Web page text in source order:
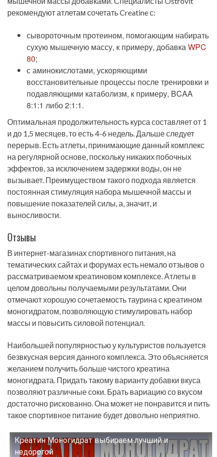
рекомендуют атлетам сочетать Creatine с:
сывороточным протеином, помогающим набирать
сухую мышечную массу, к примеру, добавкаWPC
80;
с аминокислотами, ускоряющими
восстановительные процессы после тренировки и
подавляющими катаболизм, к примеру, BCAA
8:1:1 либо 2:1:1.
Оптимальная продолжительность курса составляет от 1
и до 1,5 месяцев, то есть 4-6 недель. Дальше следует
перерыв. Есть атлеты, принимающие данный комплекс
на регулярной основе, поскольку никаких побочных
эффектов, за исключением задержки воды, он не
вызывает. Преимуществом такого подхода является
постоянная стимуляция набора мышечной массы и
повышение показателей силы, а, значит, и
выносливости.
Отзывы
В интернет-магазинах спортивного питания, на
тематических сайтах и форумах есть немало отзывов о
рассматриваемом креатиновом комплексе. Атлеты в
целом довольны получаемыми результатами. Они
отмечают хорошую сочетаемость таурина с креатином
моногидратом, позволяющую стимулировать набор
массы и повысить силовой потенциал.
Наибольшей популярностью у культуристов пользуется
безвкусная версия данного комплекса. Это объясняется
желанием получить больше чистого креатина
моногидрата. Придать такому варианту добавки вкуса
позволяют различные соки. Брать вариацию со вкусом
достаточно рискованно. Она может не понравится и пить
такое спортивное питание будет довольно неприятно.
Креатин Моногидрат выбираем лучший и
недорогой
Смотрите это видео на YouTube